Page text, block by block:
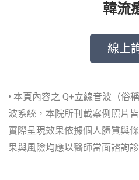
韓流
線上
• 本頁內容之 Q+立線音波（俗
波系統，本院所刊載案例照片
實際呈現效果依據個人體質與
果與風險均應以醫師當面諮詢